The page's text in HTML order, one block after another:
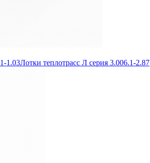
1.03Лотки теплотрасс Л серия 3.006.1-2.87